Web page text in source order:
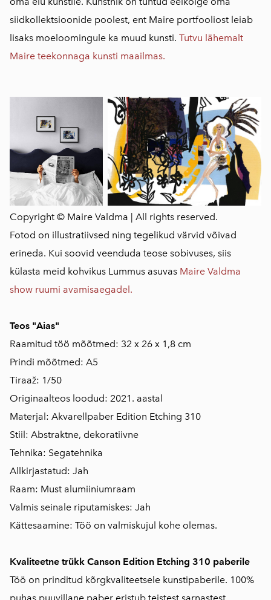
Copyright © Maire Valdma | All rights reserved.
Fotod on illustratiivsed ning tegelikud värvid võivad
erineda. Kui soovid veenduda teose sobivuses, siis
külasta meid kohvikus Lummus asuvas Maire Valdma
show ruumi avamisaegadel.
Teos "Aias"
Raamitud töö mõõtmed: 32 x 26 x 1,8 cm
Prindi mõõtmed: A5
Tiraaž: 1/50
Originaalteos loodud: 2021. aastal
Materjal: Akvarellpaber Edition Etching 310
Stiil: Abstraktne, dekoratiivne
Tehnika: Segatehnika
Allkirjastatud: Jah
Raam: Must alumiiniumraam
Valmis seinale riputamiskes: Jah
Kättesaamine: Töö on valmiskujul kohe olemas.
Kvaliteetne trükk Canson Edition Etching 310 paberile
Töö on prinditud kõrgkvaliteetsele kunstipaberile. 100%
siidkollektsioonide poolest, ent Maire portfooliost leiab
lisaks moeloomingule ka muud kunsti. Tutvu lähemalt
Maire teekonnaga kunsti maailmas.